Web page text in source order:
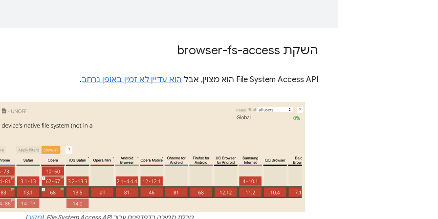
השקת browser-fs-access
‫File System Access API הוא מצוין, אבל הוא עדיין לא זמין באופן נרחב.
טבלת תמיכה בדפדפנים עבור File System Access API. ( מקור)